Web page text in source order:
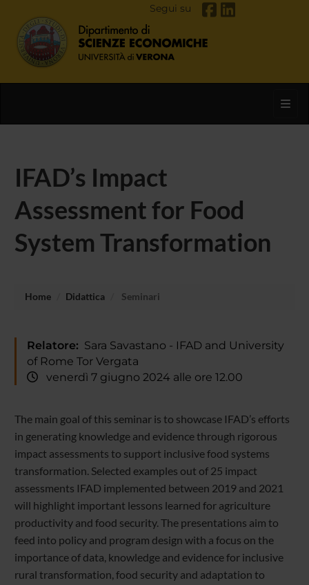
Segui su
IFAD’s Impact
Assessment for Food
System Transformation
Home Didattica Seminari
Relatore: Sara Savastano - IFAD and University
of Rome Tor Vergata
venerdì 7 giugno 2024 alle ore 12.00
The main goal of this seminar is to showcase IFAD’s efforts
in generating knowledge and evidence through rigorous
impact assessments to support inclusive food systems
transformation. Selected examples out of 25 impact
assessments IFAD implemented between 2019 and 2021
will highlight important lessons learned for agriculture
productivity and food security. The presentations aim to
feed into policy and program design with a focus on the
importance of data, knowledge and evidence for inclusive
rural transformation, food security and adaptation to